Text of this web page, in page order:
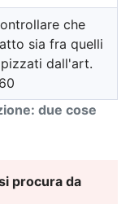
due cose
che
sia fra quelli
dall'art.
procura da